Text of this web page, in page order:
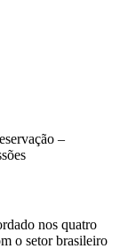
–
nos quatro
o setor brasileiro